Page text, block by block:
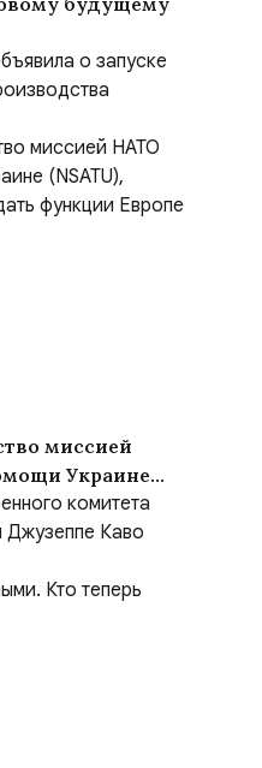
о запуске
миссией
Украине
передать
комитета
Джузеппе Каво